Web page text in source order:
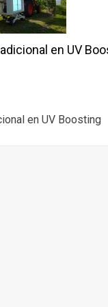
en UV
en UV Boosting